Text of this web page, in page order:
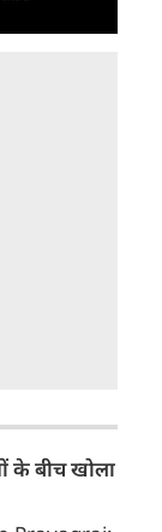
के बीच खोला